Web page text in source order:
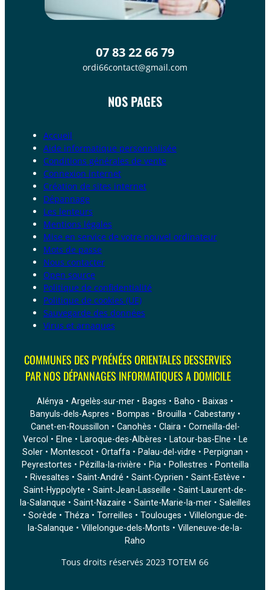
07 83 22 66 79
ordi66contact@gmail.com
NOS PAGES
Accueil
Aide informatique personnalisée
Conditions générales de vente
Connexion internet
Création de sites internet
Dépannage
Les lenteurs
Mentions légales
Mise en service de votre nouvel ordinateur
Mots de passe
Nous contacter
Open source
Politique de confidentialité
Politique de cookies (UE)
Sauvegarde des données
Virus et arnaques
COMMUNES DES PYRÉNÉES ORIENTALES DESSERVIES
PAR NOS DÉPANNAGES INFORMATIQUES A DOMICILE
Alénya • Argelès-sur-mer • Bages • Baho • Baixas •
Banyuls-dels-Aspres • Bompas • Brouilla • Cabestany •
Canet-en-Roussillon • Canohès • Claira • Corneilla-del-
Vercol • Elne • Laroque-des-Albères • Latour-bas-Elne • Le
Soler • Montescot • Ortaffa • Palau-del-vidre • Perpignan •
Peyrestortes • Pézilla-la-rivière • Pia • Pollestres • Ponteilla
• Rivesaltes • Saint-André • Saint-Cyprien • Saint-Estève •
Saint-Hyppolyte • Saint-Jean-Lasseille • Saint-Laurent-de-
la-Salanque • Saint-Nazaire • Sainte-Marie-la-mer • Saleilles
• Sorède • Théza • Torreilles • Toulouges • Villelongue-de-
la-Salanque • Villelongue-dels-Monts • Villeneuve-de-la-
Raho
Tous droits réservés 2023 TOTEM 66